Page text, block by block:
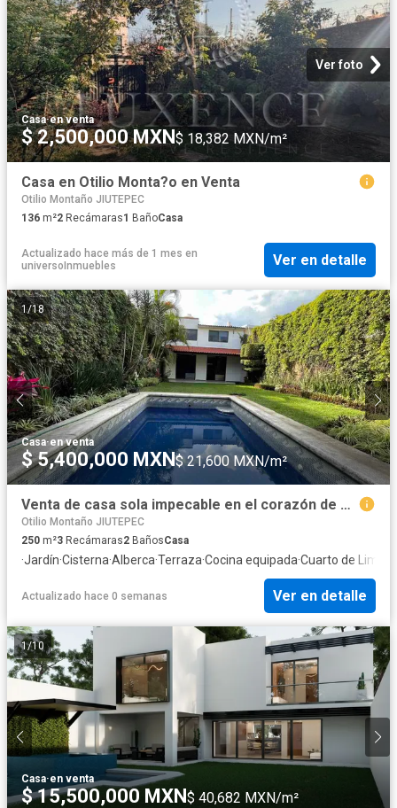
Ver foto
Casa·en venta
$ 2,500,000 MXN $ 18,382 MXN/m²
Casa en Otilio Monta?o en Venta
Otilio Montaño JIUTEPEC
136 m²2 Recámaras1 BañoCasa
Actualizado hace más de 1 mes en
universoInmuebles
Ver en detalle
1/18
Casa·en venta
$ 5,400,000 MXN$ 21,600 MXN/m²
Venta de casa sola impecable en el corazón de Vista Hermosa.
Otilio Montaño JIUTEPEC
250 m²3 Recámaras2 BañosCasa
·Jardín·Cisterna·Alberca·Terraza·Cocina equipada·Cuarto de
Actualizado hace 0 semanas Ver en detalle
1/10
Casa·en venta
$ 15,500,000 MXN$ 40,682 MXN/m²